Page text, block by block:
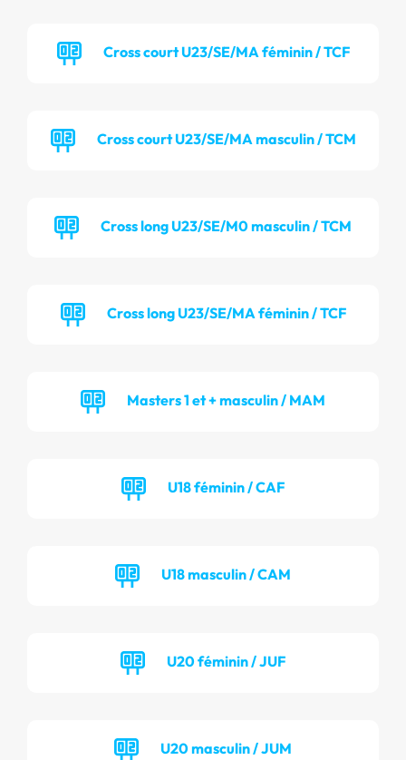
Cross court U23/SE/MA féminin / TCF
Cross court U23/SE/MA masculin / TCM
Cross long U23/SE/M0 masculin / TCM
Cross long U23/SE/MA féminin / TCF
Masters 1 et + masculin / MAM
U18 féminin / CAF
U18 masculin / CAM
U20 féminin / JUF
U20 masculin / JUM